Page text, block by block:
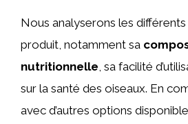
Nous analyserons les
produit, notamment sa
nutritionnelle , sa facilité
sur la santé des oiseaux. En
avec d’autres options